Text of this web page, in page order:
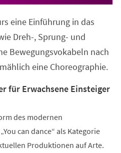
eine Einführung in das
Dreh-, Sprung- und
Bewegungsvokabeln nach
eine Choreographie.
für Erwachsene Einsteiger
des modernen
can dance“ als Kategorie
Produktionen auf Arte.